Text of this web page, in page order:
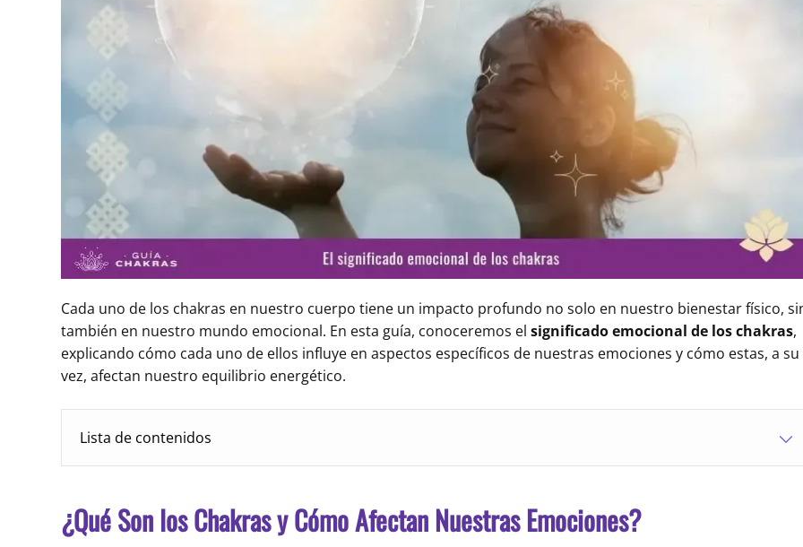
Cada uno de los chakras en nuestro cuerpo tiene un impacto profundo no solo en nuestro bienestar físico,
también en nuestro mundo emocional. En esta guía, conoceremos el significado emocional de los chakras,
explicando cómo cada uno de ellos influye en aspectos específicos de nuestras emociones y cómo estas, a su
vez, afectan nuestro equilibrio energético.
Lista de contenidos
¿Qué Son los Chakras y Cómo Afectan Nuestras Emociones?